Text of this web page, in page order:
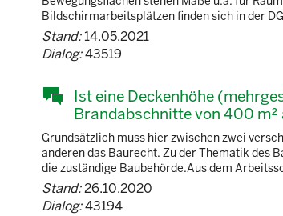
Bildschirmarbeitsplätzen finden sich in der
Stand:14.05.2021
Dialog:43519
Ist eine Deckenhöhe
Brandabschnitte von 400 m²
Grundsätzlich muss hier zwischen zwei
anderen das Baurecht. Zu der Thematik des
die zuständige Baubehörde.Aus dem
Stand:26.10.2020
Dialog:43194